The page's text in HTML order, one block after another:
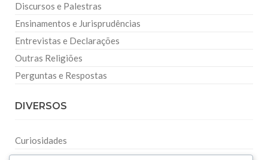
Discursos e Palestras
Ensinamentos e Jurisprudências
Entrevistas e Declarações
Outras Religiões
Perguntas e Respostas
DIVERSOS
Curiosidades
Dicionário Islâmico